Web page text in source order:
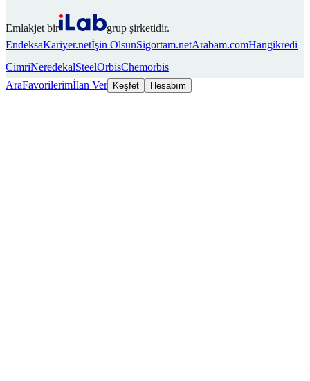
Emlakjet bir
grup şirketidir.
EndeksaKariyer.netİşin OlsunSigortam.netArabam.comHangikredi
CimriNeredekalSteelOrbisChemorbis
AraFavorilerimİlan Ver Keşfet Hesabım